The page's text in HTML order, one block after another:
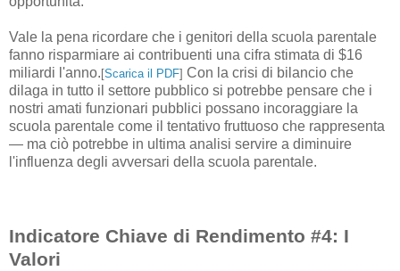
Vale la pena ricordare che i genitori della scuola parentale
fanno risparmiare ai contribuenti una cifra stimata di $16
miliardi l'anno. [Scarica il PDF] Con la crisi di bilancio che
dilaga in tutto il settore pubblico si potrebbe pensare che i
nostri amati funzionari pubblici possano incoraggiare la
scuola parentale come il tentativo fruttuoso che rappresenta
— ma ciò potrebbe in ultima analisi servire a diminuire
l'influenza degli avversari della scuola parentale.
Indicatore Chiave di Rendimento #4: I
Valori